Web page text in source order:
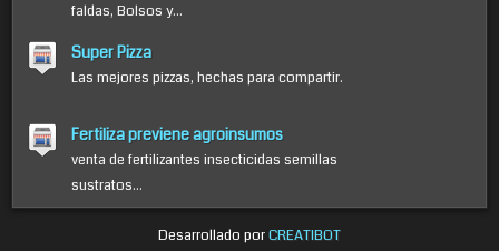
faldas, Bolsos y...
Super Pizza
Las mejores pizzas, hechas para compartir.
Fertiliza previene agroinsumos
venta de fertilizantes insecticidas semillas
sustratos...
Desarrollado porCREATIBOT